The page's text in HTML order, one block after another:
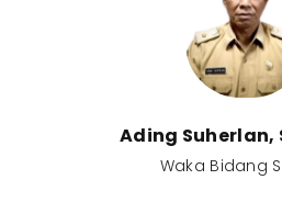
Ading Suherlan,
Waka Bidang